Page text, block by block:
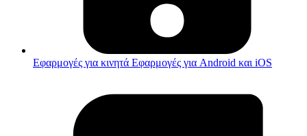
Εφαρμογές για κινητά Εφαρμογές για Android και iOS